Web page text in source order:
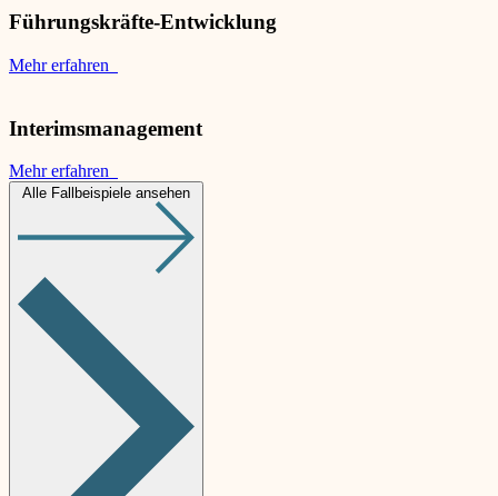
Führungskräfte-Entwicklung
Mehr erfahren
Interimsmanagement
Mehr erfahren
Alle Fallbeispiele ansehen